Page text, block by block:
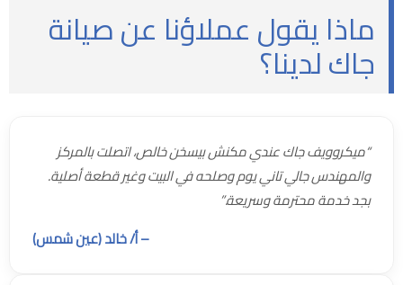
ماذا يقول عملاؤنا عن صيانة
جاك لدينا؟
“ميكروويف جاك عندي مكنش بيسخن خالص، اتصلت بالمركز
والمهندس جالي تاني يوم وصلحه في البيت وغير قطعة أصلية.
بجد خدمة محترمة وسريعة.”
– أ/ خالد (عين شمس)